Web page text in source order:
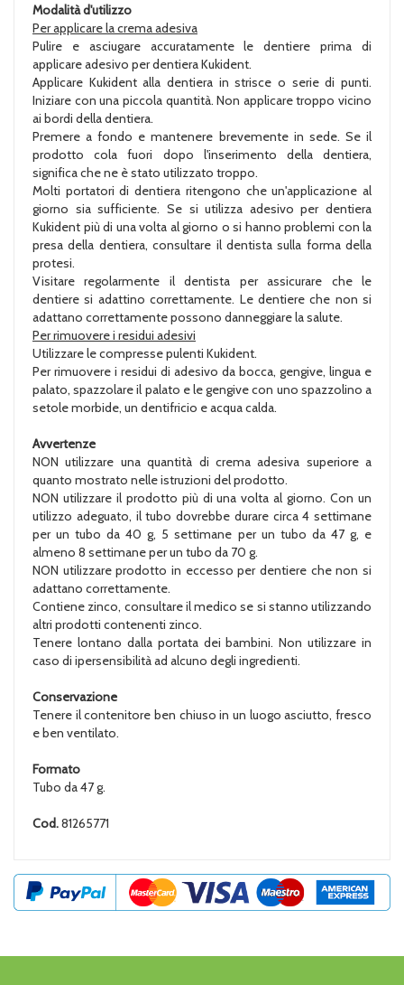
Modalità d'utilizzo
Per applicare la crema adesiva
Pulire e asciugare accuratamente le dentiere prima di
applicare adesivo per dentiera Kukident.
Applicare Kukident alla dentiera in strisce o serie di punti.
Iniziare con una piccola quantità. Non applicare troppo vicino
ai bordi della dentiera.
Premere a fondo e mantenere brevemente in sede. Se il
prodotto cola fuori dopo l'inserimento della dentiera,
significa che ne è stato utilizzato troppo.
Molti portatori di dentiera ritengono che un'applicazione al
giorno sia sufficiente. Se si utilizza adesivo per dentiera
Kukident più di una volta al giorno o si hanno problemi con la
presa della dentiera, consultare il dentista sulla forma della
protesi.
Visitare regolarmente il dentista per assicurare che le
dentiere si adattino correttamente. Le dentiere che non si
adattano correttamente possono danneggiare la salute.
Per rimuovere i residui adesivi
Utilizzare le compresse pulenti Kukident.
Per rimuovere i residui di adesivo da bocca, gengive, lingua e
palato, spazzolare il palato e le gengive con uno spazzolino a
setole morbide, un dentifricio e acqua calda.
Avvertenze
NON utilizzare una quantità di crema adesiva superiore a
quanto mostrato nelle istruzioni del prodotto.
NON utilizzare il prodotto più di una volta al giorno. Con un
utilizzo adeguato, il tubo dovrebbe durare circa 4 settimane
per un tubo da 40 g, 5 settimane per un tubo da 47 g, e
almeno 8 settimane per un tubo da 70 g.
NON utilizzare prodotto in eccesso per dentiere che non si
adattano correttamente.
Contiene zinco, consultare il medico se si stanno utilizzando
altri prodotti contenenti zinco.
Tenere lontano dalla portata dei bambini. Non utilizzare in
caso di ipersensibilità ad alcuno degli ingredienti.
Conservazione
Tenere il contenitore ben chiuso in un luogo asciutto, fresco
e ben ventilato.
Formato
Tubo da 47 g.
Cod.81265771